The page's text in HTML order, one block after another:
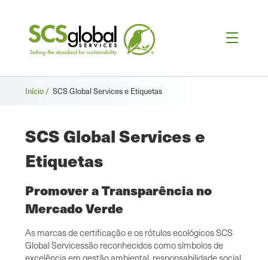
Breadcrumb
Início / SCS Global Services e Etiquetas
SCS Global Services e
Etiquetas
Promover a Transparência no
Mercado Verde
As marcas de certificação e os rótulos ecológicos SCS
Global Servicessão reconhecidos como símbolos de